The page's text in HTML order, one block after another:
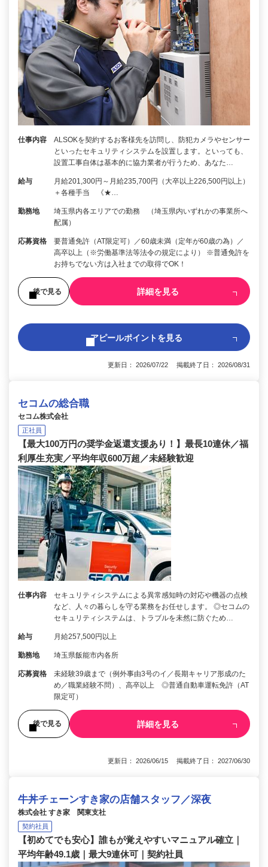
仕事内容
ALSOKを契約するお客様先を訪問し、防犯カメラやセンサー
といったセキュリティシステムを設置します。といっても、
設置工事自体は基本的に協力業者が行うため、あなた…
給与
月給201,300円～月給235,700円（大卒以上226,500円以上）
＋各種手当 《★…
勤務地
埼玉県内各エリアでの勤務 （埼玉県内いずれかの事業所へ
配属）
応募資格
要普通免許（AT限定可）／60歳未満（定年が60歳の為）／
高卒以上（※労働基準法等法令の規定により） ※普通免許を
お持ちでない方は入社までの取得でOK！
後で見る 詳細を見る
アピールポイントを見る
更新日： 2026/07/22 掲載終了日： 2026/08/31
セコムの総合職
セコム株式会社
正社員
【最大100万円の奨学金返還支援あり！】最長10連休／福
利厚生充実／平均年収600万超／未経験歓迎
仕事内容
セキュリティシステムによる異常感知時の対応や機器の点検
など、人々の暮らしを守る業務をお任せします。 ◎セコムの
セキュリティシステムは、トラブルを未然に防ぐため…
給与 月給257,500円以上
勤務地 埼玉県飯能市内各所
応募資格
未経験39歳まで（例外事由3号のイ／長期キャリア形成のた
め／職業経験不問）、高卒以上 ◎普通自動車運転免許（AT
限定可）
後で見る 詳細を見る
更新日： 2026/06/15 掲載終了日： 2027/06/30
牛丼チェーンすき家の店舗スタッフ／深夜
株式会社 すき家 関東支社
契約社員
【初めてでも安心】誰もが覚えやすいマニュアル確立｜
平均年齢49.1歳｜最大9連休可｜契約社員